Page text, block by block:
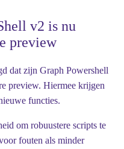
v2 is nu
preview
dat zijn Graph Powershell
preview. Hiermee krijgen
functies.
om robuustere scripts te
fouten als minder